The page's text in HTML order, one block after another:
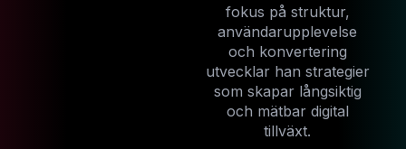
fokus på struktur,
användarupplevelse
och konvertering
utvecklar han strategier
som skapar långsiktig
och mätbar digital
tillväxt.